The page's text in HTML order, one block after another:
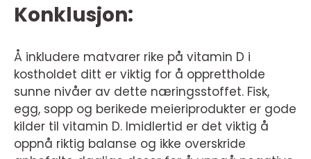
Konklusjon:
Å inkludere matvarer rike på vitamin D i
kostholdet ditt er viktig for å opprettholde
sunne nivåer av dette næringsstoffet. Fisk,
egg, sopp og berikede meieriprodukter er gode
kilder til vitamin D. Imidlertid er det viktig å
oppnå riktig balanse og ikke overskride